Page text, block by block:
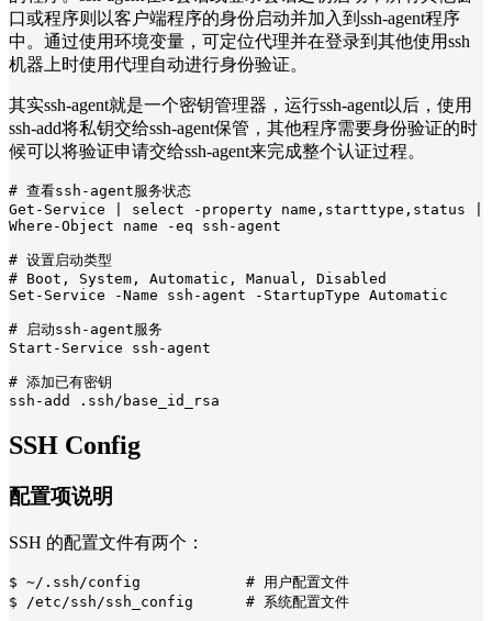
口或程序则以客户端程序的身份启动并加入到ssh-agent程序
中。通过使用环境变量，可定位代理并在登录到其他使用ssh
机器上时使用代理自动进行身份验证。
其实ssh-agent就是一个密钥管理器，运行ssh-agent以后，使用
ssh-add将私钥交给ssh-agent保管，其他程序需要身份验证的时
候可以将验证申请交给ssh-agent来完成整个认证过程。
# 查看ssh-agent服务状态
Get-Service | select -property name,starttype,status |
Where-Object name -eq ssh-agent
# 设置启动类型
# Boot, System, Automatic, Manual, Disabled
Set-Service -Name ssh-agent -StartupType Automatic
# 启动ssh-agent服务
Start-Service ssh-agent
# 添加已有密钥
ssh-add .ssh/base_id_rsa
SSH Config
配置项说明
SSH 的配置文件有两个：
$ ~/.ssh/config            # 用户配置文件
$ /etc/ssh/ssh_config      # 系统配置文件